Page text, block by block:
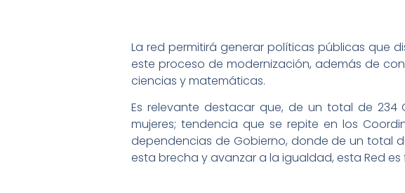
La red permitirá generar políticas públicas que
este proceso de modernización, además de
ciencias y matemáticas.
Es relevante destacar que, de un total de 234
mujeres; tendencia que se repite en los
dependencias de Gobierno, donde de un total
esta brecha y avanzar a la igualdad, esta Red